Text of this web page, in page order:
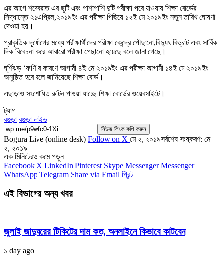
এর আগে শবেবরাত এর ছুটি এবং পাশাপাশি দুটি পরীক্ষা পরে যাওয়ায় শিক্ষা বোর্ডের
সিদ্ধান্তে ২১এপ্রিল,২০১৯ইং এর পরীক্ষা পিছিয়ে ১২ই মে ২০১৯ইং নতুন তারিখ ঘোষণা
দেওয়া হয়।
প্রাকৃতিক দূর্যোগের মধ্যে পরীক্ষার্থীদের পরীক্ষা কেন্দ্রে পৌছানো,বিদ্যুৎ বিভ্রাট এবং সার্বিক
দিক বিবেচনা করে আবারো পরীক্ষা পেছানো হয়েছে বলে জানা গেছে।
ঘূর্ণিঝড় ‘ফণি’র কারণে আগামী ৪ই মে ২০১৯ইং এর পরীক্ষা আগামী ১৪ই মে ২০১৯ইং
অনুষ্ঠিত হবে বলে জানিয়েছে শিক্ষা বোর্ড।
এছাড়াও সংশোধিত রুটিন পাওয়া যাচ্ছে শিক্ষা বোর্ডের ওয়েবসাইটে।
ট্যাগ
বগুড়া বগুড়া লাইভ
নিউজ লিংক কপি করুন
Bogura Live (online desk) Follow on X মে ২, ২০১৯সর্বশেষ সংষ্করণ: মে
২, ২০১৯
এক মিনিটেরও কমে পড়ুন
Facebook X LinkedIn Pinterest Skype Messenger Messenger
WhatsApp Telegram Share via Email প্রিন্ট
এই বিভাগের অন্য খবর
জুলাই জাদুঘরের টিকিটের দাম কত, অনলাইনে কিভাবে কাটবেন
১ day ago